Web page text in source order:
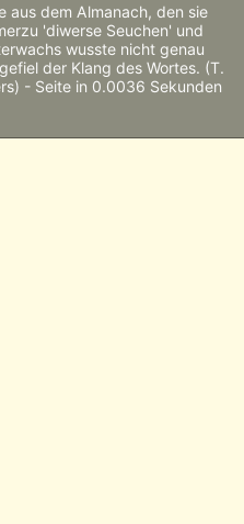
aus dem Almanach, den sie
'diwerse Seuchen' und
wusste nicht genau
der Klang des Wortes. (T.
- Seite in 0.0036 Sekunden